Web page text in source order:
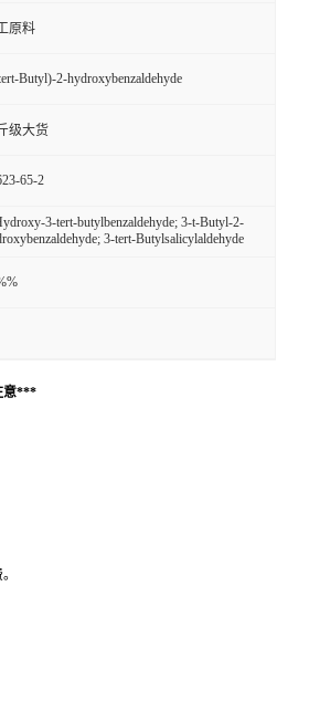
原料
Butyl)-2-hydroxybenzaldehyde
级大货
65-2
3-tert-butylbenzaldehyde; 3-t-Butyl-2-
3-tert-Butylsalicylaldehyde
意***